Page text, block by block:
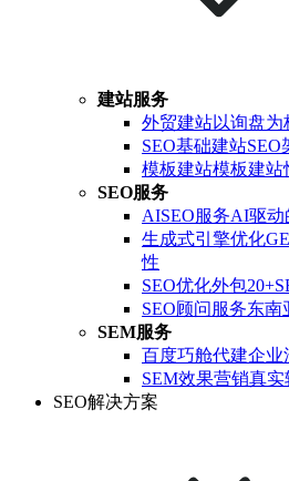
建站服务
外贸建站以询盘
SEO基础建站SEO
模板建站模板建站
SEO服务
AISEO服务AI驱动
生成式引擎优化
性
SEO优化外包
SEO顾问服务东南
SEM服务
百度巧舱代建企业
SEM效果营销真实
SEO解决方案